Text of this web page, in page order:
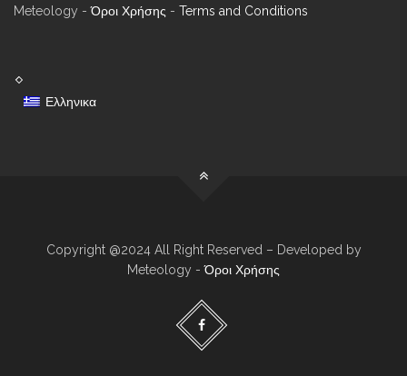
Meteology -Όροι Χρήσης - Terms and Conditions
Ελληνικα
Copyright @2024 All Right Reserved – Developed by
Meteology -Όροι Χρήσης